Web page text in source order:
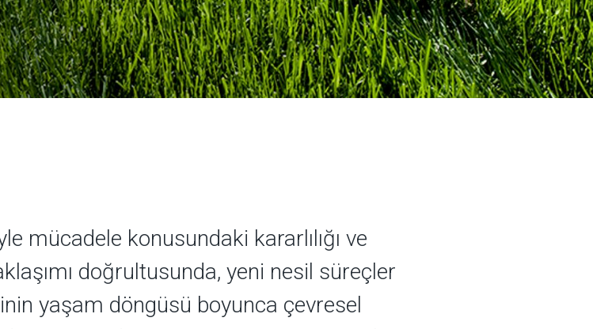
mücadele konusundaki kararlılığı ve
doğrultusunda, yeni nesil süreçler
yaşam döngüsü boyunca çevresel